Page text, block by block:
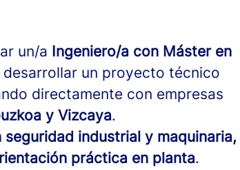
un/a Ingeniero/a con Máster en
desarrollar un proyecto técnico
directamente con empresas
y Vizcaya.
seguridad industrial y maquinaria,
práctica en planta.